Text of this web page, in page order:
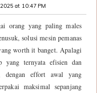
at 10:47 PM
orang yang paling males
solusi mesin pemanas
worth it banget. Apalagi
yang ternyata efisien dan
dengan effort awal yang
maksimal sepanjang